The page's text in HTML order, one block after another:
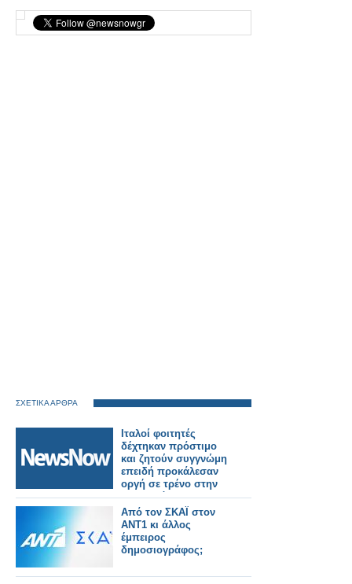
ΣΧΕΤΙΚΑ ΑΡΘΡΑ
Ιταλοί φοιτητές
δέχτηκαν πρόστιμο
και ζητούν συγγνώμη
επειδή προκάλεσαν
οργή σε τρένο στην
Μπανγκόκ.
Από τον ΣΚΑΪ στον
ΑΝΤ1 κι άλλος
έμπειρος
δημοσιογράφος;